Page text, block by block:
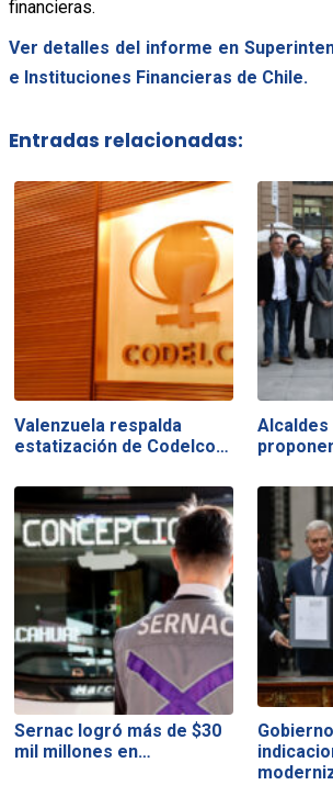
financieras.
Ver detalles del informe en
e Instituciones Financieras de Chile.
Entradas relacionadas:
Valenzuela respalda
estatización de Codelco…
Sernac logró más de $30
mil millones en…